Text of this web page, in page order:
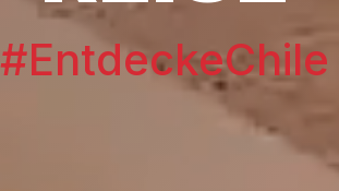
#EntdeckeChile